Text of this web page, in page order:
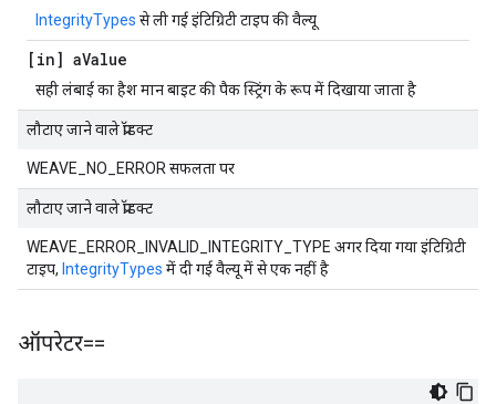
IntegrityTypes से ली गई इंटिग्रिटी टाइप की वैल्यू
[in] aValue
सही लंबाई का हैश मान बाइट की पैक स्ट्रिंग के रूप में दिखाया जाता है
लौटाए जाने वाले प्रॉडक्ट
WEAVE_NO_ERROR सफलता पर
लौटाए जाने वाले प्रॉडक्ट
WEAVE_ERROR_INVALID_INTEGRITY_TYPE अगर दिया गया इंटिग्रिटी
टाइप, IntegrityTypes में दी गई वैल्यू में से एक नहीं है
ऑपरेटर==